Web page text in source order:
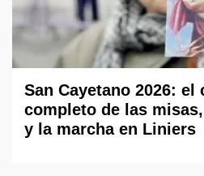
San Cayetano 2026: el
completo de las
y la marcha en Liniers